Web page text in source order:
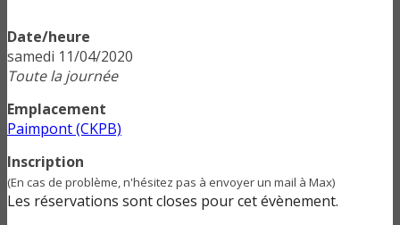
Date/heure
samedi 11/04/2020
Toute la journée
Emplacement
Paimpont (CKPB)
Inscription
(En cas de problème, n'hésitez pas à envoyer un mail à Max)
Les réservations sont closes pour cet évènement.